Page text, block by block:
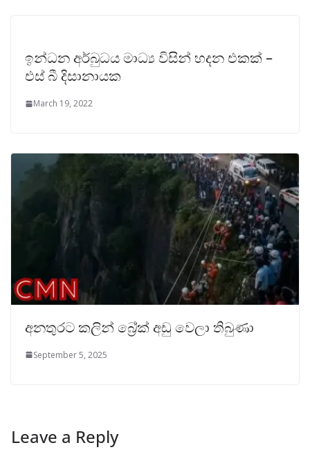
ඉන්ධන අර්බුධය මාධ්‍ය විසින් හදන එකක් –
එස් බී දිසානායක
March 19, 2022
අනතුරට කලින් බ්‍රේක් අඩු වෙලා තිබුණා
September 5, 2025
Leave a Reply